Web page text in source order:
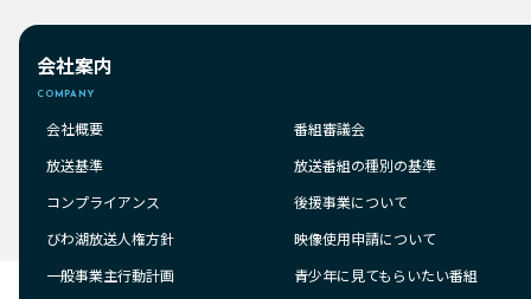
会社案内
COMPANY
会社概要
放送基準
コンプライアンス
びわ湖放送人権方針
一般事業主行動計画
番組審議会
放送番組の種別の基準
後援事業について
映像使用申請について
青少年に見てもらいたい番組